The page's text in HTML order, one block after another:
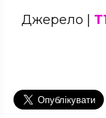
Джерело |